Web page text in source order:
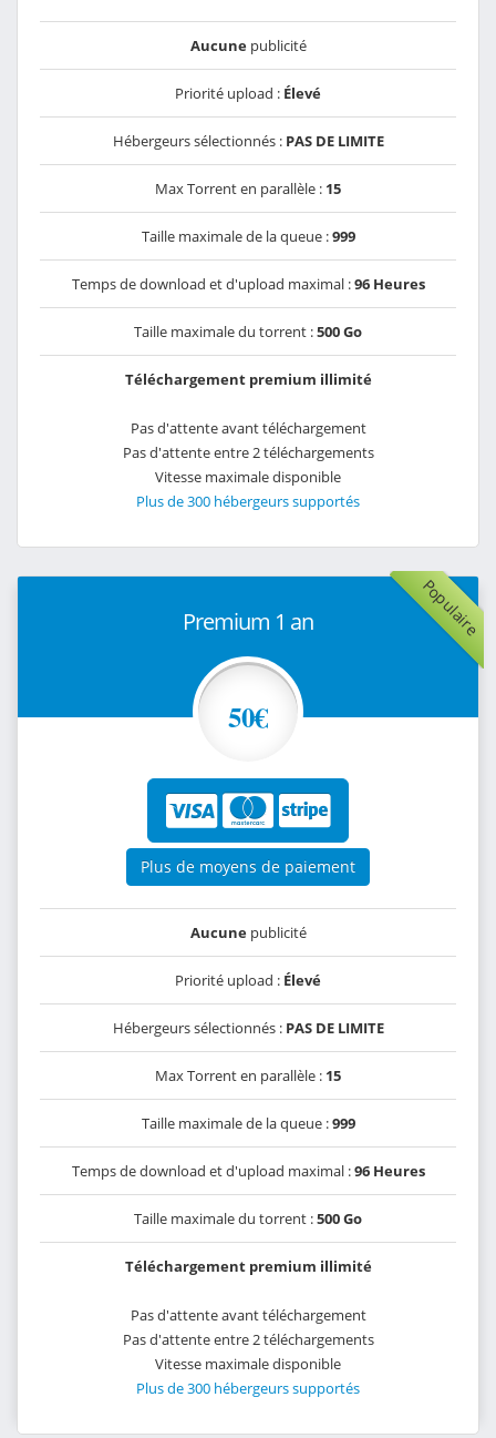
Aucunepublicité
Priorité upload : Élevé
Hébergeurs sélectionnés : PAS DE LIMITE
Max Torrent en parallèle : 15
Taille maximale de la queue :999
Temps de download et d'upload maximal :96 Heures
Taille maximale du torrent :500 Go
Téléchargement premium illimité
Pas d'attente avant téléchargement
Pas d'attente entre 2 téléchargements
Vitesse maximale disponible
Plus de 300 hébergeurs supportés
Populaire
Premium 1 an
50€
Plus de moyens de paiement
Aucunepublicité
Priorité upload : Élevé
Hébergeurs sélectionnés : PAS DE LIMITE
Max Torrent en parallèle : 15
Taille maximale de la queue :999
Temps de download et d'upload maximal :96 Heures
Taille maximale du torrent :500 Go
Téléchargement premium illimité
Pas d'attente avant téléchargement
Pas d'attente entre 2 téléchargements
Vitesse maximale disponible
Plus de 300 hébergeurs supportés